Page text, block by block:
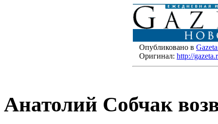
Опубликовано в
Оригинал: http://
Анатолий Собчак